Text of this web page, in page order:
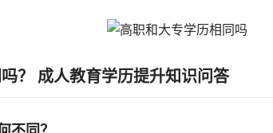
？ 成人教育学历提升知识问答